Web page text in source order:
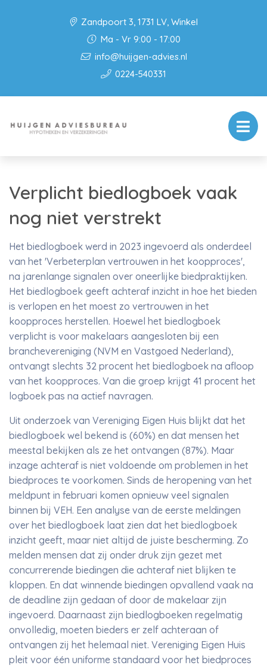
Zandpoort 3, 1731 LV, Winkel
Ma - Vr 9:00 - 17:00
info@huijgen-advies.nl
0224-540331
Verplicht biedlogboek vaak
nog niet verstrekt
Het biedlogboek werd in 2023 ingevoerd als onderdeel
van het 'Verbeterplan vertrouwen in het koopproces',
na jarenlange signalen over oneerlijke biedpraktijken.
Het biedlogboek geeft achteraf inzicht in hoe het bieden
is verlopen en het moest zo vertrouwen in het
koopproces herstellen. Hoewel het biedlogboek
verplicht is voor makelaars aangesloten bij een
branchevereniging (NVM en Vastgoed Nederland),
ontvangt slechts 32 procent het biedlogboek na afloop
van het koopproces. Van die groep krijgt 41 procent het
logboek pas na actief navragen.
Uit onderzoek van Vereniging Eigen Huis blijkt dat het
biedlogboek wel bekend is (60%) en dat mensen het
meestal bekijken als ze het ontvangen (87%). Maar
inzage achteraf is niet voldoende om problemen in het
biedproces te voorkomen. Sinds de heropening van het
meldpunt in februari komen opnieuw veel signalen
binnen bij VEH. Een analyse van de eerste meldingen
over het biedlogboek laat zien dat het biedlogboek
inzicht geeft, maar niet altijd de juiste bescherming. Zo
melden mensen dat zij onder druk zijn gezet met
concurrerende biedingen die achteraf niet blijken te
kloppen. En dat winnende biedingen opvallend vaak na
de deadline zijn gedaan of door de makelaar zijn
ingevoerd. Daarnaast zijn biedlogboeken regelmatig
onvolledig, moeten bieders er zelf achteraan of
ontvangen zij het helemaal niet. Vereniging Eigen Huis
pleit voor één uniforme standaard voor het biedproces